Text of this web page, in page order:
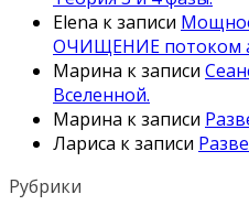
Elena к записи
ОЧИЩЕНИЕ потоком
Марина к записи
Вселенной.
Марина к записи
Лариса к записи
Рубрики